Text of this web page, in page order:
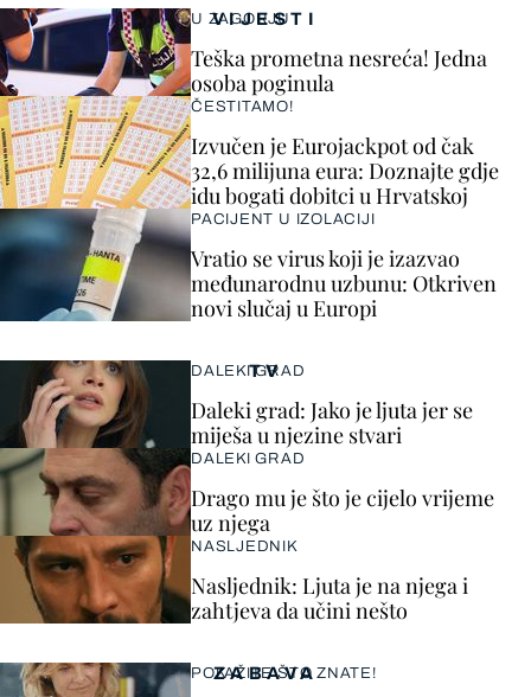
VIJESTI
U ZAGORJU
Teška prometna nesreća! Jedna
osoba poginula
ČESTITAMO!
Izvučen je Eurojackpot od čak
32,6 milijuna eura: Doznajte gdje
idu bogati dobitci u Hrvatskoj
PACIJENT U IZOLACIJI
Vratio se virus koji je izazvao
međunarodnu uzbunu: Otkriven
novi slučaj u Europi
ZABAVA
POKAŽITE ŠTO ZNATE!
TV
DALEKI GRAD
Daleki grad: Jako je ljuta jer se
miješa u njezine stvari
DALEKI GRAD
Drago mu je što je cijelo vrijeme
uz njega
NASLJEDNIK
Nasljednik: Ljuta je na njega i
zahtjeva da učini nešto